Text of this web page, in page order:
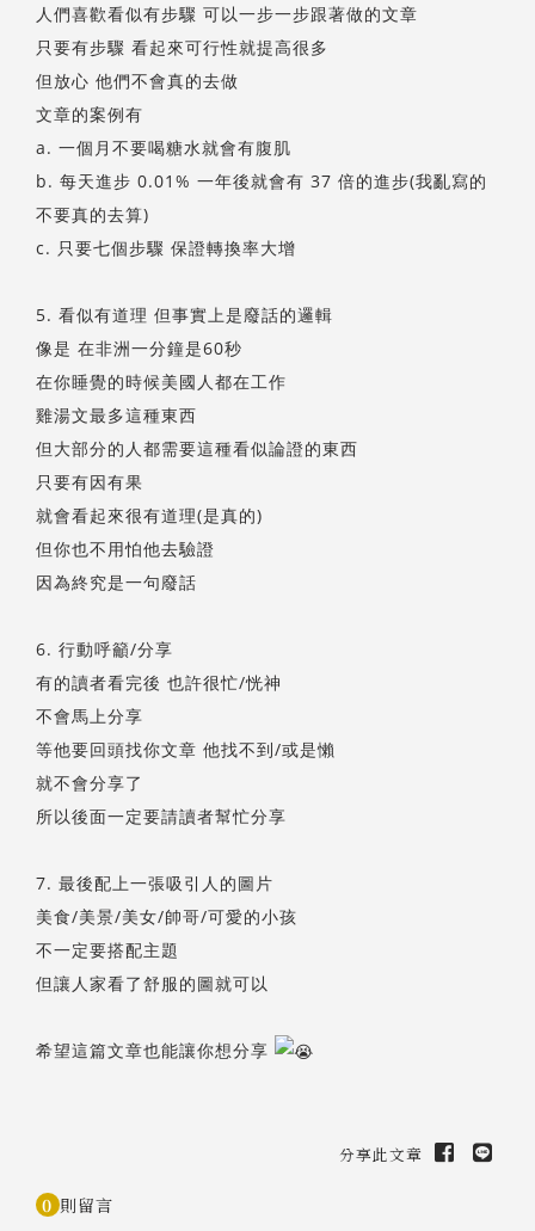
人們喜歡看似有步驟 可以一步一步跟著做的文章
只要有步驟 看起來可行性就提高很多
但放心 他們不會真的去做
文章的案例有
a. 一個月不要喝糖水就會有腹肌
b. 每天進步 0.01% 一年後就會有 37 倍的進步(我亂寫的
不要真的去算)
c. 只要七個步驟 保證轉換率大增
5. 看似有道理 但事實上是廢話的邏輯
像是 在非洲一分鐘是60秒
在你睡覺的時候美國人都在工作
雞湯文最多這種東西
但大部分的人都需要這種看似論證的東西
只要有因有果
就會看起來很有道理(是真的)
但你也不用怕他去驗證
因為終究是一句廢話
6. 行動呼籲/分享
有的讀者看完後 也許很忙/恍神
不會馬上分享
等他要回頭找你文章 他找不到/或是懶
就不會分享了
所以後面一定要請讀者幫忙分享
7. 最後配上一張吸引人的圖片
美食/美景/美女/帥哥/可愛的小孩
不一定要搭配主題
但讓人家看了舒服的圖就可以
希望這篇文章也能讓你想分享
分享此文章
0 則留言